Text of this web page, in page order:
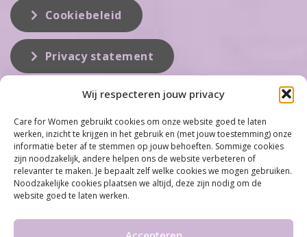
Wij respecteren jouw privacy
Care for Women gebruikt cookies om onze website goed te laten
werken, inzicht te krijgen in het gebruik en (met jouw toestemming) onze
informatie beter af te stemmen op jouw behoeften. Sommige cookies
zijn noodzakelijk, andere helpen ons de website verbeteren of
relevanter te maken. Je bepaalt zelf welke cookies we mogen gebruiken.
Noodzakelijke cookies plaatsen we altijd, deze zijn nodig om de
website goed te laten werken.
Cookiebeleid
Privacy statement
Care for Women is de eerste organisatie die zich inzet op het gebied
van hormonale problemen bij vrouwen. Met ruim 100 locaties
behoort Care for Women tot één van de grootste organisaties op dit
vakgebied...